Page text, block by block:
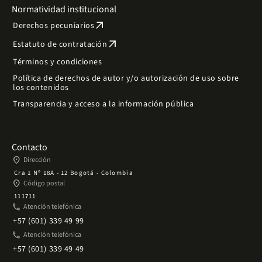
Normatividad institucional
Derechos pecuniariosarrow_outward
Estatuto de contratación arrow_outward
Términos y condiciones
Política de derechos de autor y/o autorización de uso sobre
los contenidos
Transparencia y acceso a la información pública
Contacto
place Dirección
Cra 1 Nº 18A - 12 Bogotá - Colombia
place Código postal
111711
phone Atención telefónica
+57 (601) 339 49 99
phone Atención telefónica
+57 (601) 339 49 49